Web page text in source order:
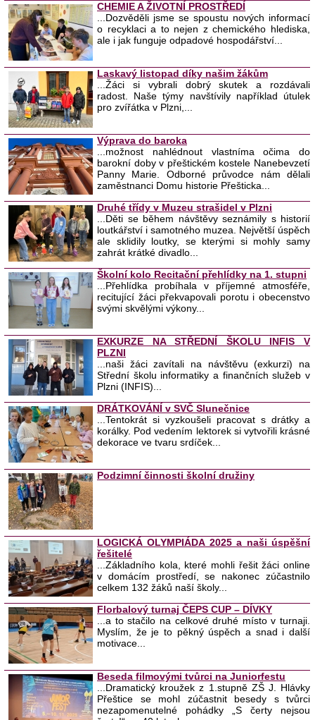
CHEMIE A ŽIVOTNÍ PROSTŘEDÍ
...Dozvěděli jsme se spoustu nových informací
o recyklaci a to nejen z chemického hlediska,
ale i jak funguje odpadové hospodářství...
Laskavý listopad díky našim žákům
...Žáci si vybrali dobrý skutek a rozdávali
radost. Naše týmy navštívily například útulek
pro zvířátka v Plzni,...
Výprava do baroka
...možnost nahlédnout vlastníma očima do
barokní doby v přeštickém kostele Nanebevzetí
Panny Marie. Odborné průvodce nám dělali
zaměstnanci Domu historie Přešticka...
Druhé třídy v Muzeu strašidel v Plzni
...Děti se během návštěvy seznámily s historií
loutkářství i samotného muzea. Největší úspěch
ale sklidily loutky, se kterými si mohly samy
zahrát krátké divadlo...
Školní kolo Recitační přehlídky na 1. stupni
...Přehlídka probíhala v příjemné atmosféře,
recitující žáci překvapovali porotu i obecenstvo
svými skvělými výkony...
EXKURZE NA STŘEDNÍ ŠKOLU INFIS V
PLZNI
...naši žáci zavítali na návštěvu (exkurzi) na
Střední školu informatiky a finančních služeb v
Plzni (INFIS)...
DRÁTKOVÁNÍ v SVČ Slunečnice
...Tentokrát si vyzkoušeli pracovat s drátky a
korálky. Pod vedením lektorek si vytvořili krásné
dekorace ve tvaru srdíček...
Podzimní činnosti školní družiny
LOGICKÁ OLYMPIÁDA 2025 a naši úspěšní
řešitelé
...Základního kola, které mohli řešit žáci online
v domácím prostředí, se nakonec zúčastnilo
celkem 132 žáků naší školy...
Florbalový turnaj ČEPS CUP – DÍVKY
...a to stačilo na celkové druhé místo v turnaji.
Myslím, že je to pěkný úspěch a snad i další
motivace...
Beseda filmovými tvůrci na Juniorfestu
...Dramatický kroužek z 1.stupně ZŠ J. Hlávky
Přeštice se mohl zúčastnit besedy s tvůrci
nezapomenutelné pohádky „S čerty nejsou